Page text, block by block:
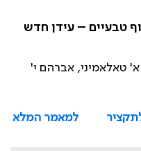
טבעיים – עידן חדש
א' טאלאמיני, אברהם י'
למאמר המלא